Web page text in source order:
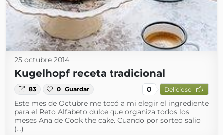
25 octubre 2014
Kugelhopf receta tradicional
83 0 Guardar 0 Delicioso
Este mes de Octubre me tocó a mi elegir el ingrediente
para el Reto Alfabeto dulce que organiza todos los
meses Ana de Cook the cake. Cuando por sorteo salio
(...)